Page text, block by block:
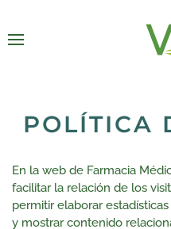
POLÍTICA
En la web de Farmacia
facilitar la relación de los
permitir elaborar
y mostrar contenido